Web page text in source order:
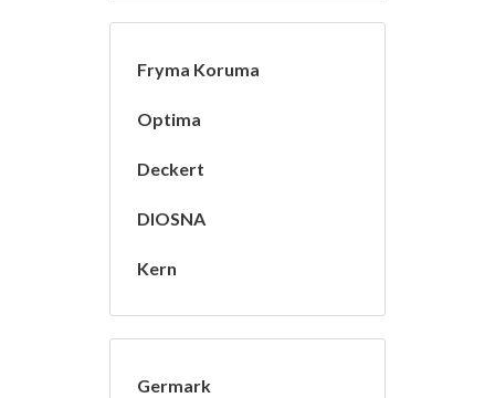
Fryma Koruma
Optima
Deckert
DIOSNA
Kern
Germark